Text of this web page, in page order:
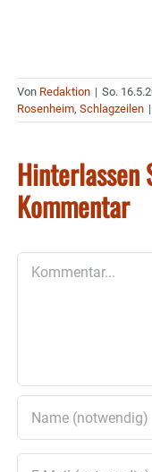
Von Redaktion | So.
Rosenheim, Schlagzeilen |
Hinterlassen
Kommentar